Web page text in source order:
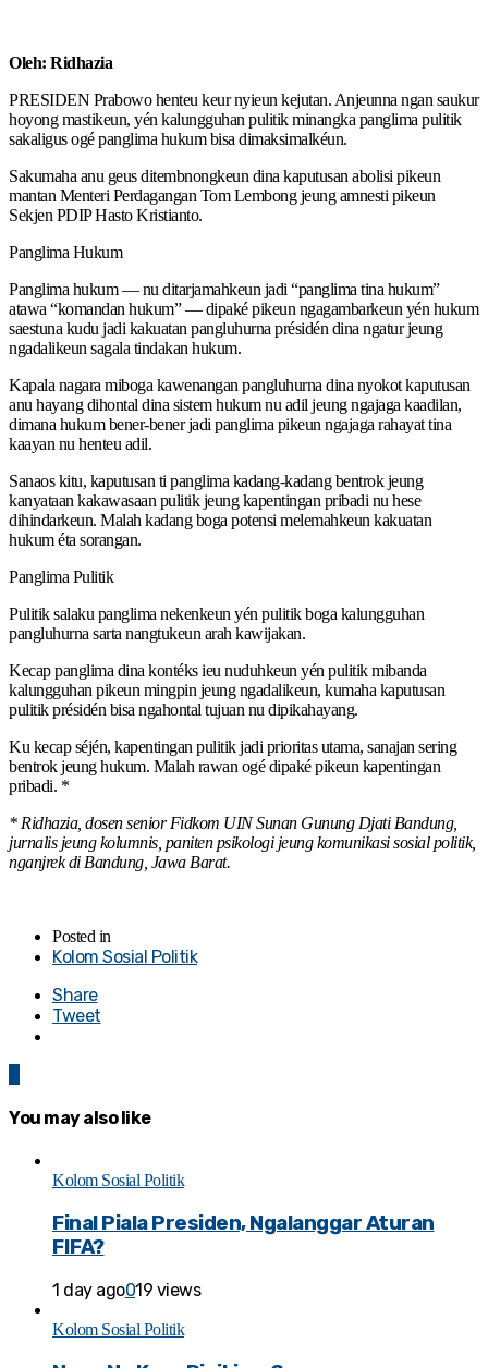
Oleh: Ridhazia
PRESIDEN Prabowo henteu keur nyieun kejutan. Anjeunna ngan saukur
hoyong mastikeun, yén kalungguhan pulitik minangka panglima pulitik
sakaligus ogé panglima hukum bisa dimaksimalkéun.
Sakumaha anu geus ditembnongkeun dina kaputusan abolisi pikeun
mantan Menteri Perdagangan Tom Lembong jeung amnesti pikeun
Sekjen PDIP Hasto Kristianto.
Panglima Hukum
Panglima hukum — nu ditarjamahkeun jadi “panglima tina hukum”
atawa “komandan hukum” — dipaké pikeun ngagambarkeun yén hukum
saestuna kudu jadi kakuatan pangluhurna présidén dina ngatur jeung
ngadalikeun sagala tindakan hukum.
Kapala nagara miboga kawenangan pangluhurna dina nyokot kaputusan
anu hayang dihontal dina sistem hukum nu adil jeung ngajaga kaadilan,
dimana hukum bener-bener jadi panglima pikeun ngajaga rahayat tina
kaayan nu henteu adil.
Sanaos kitu, kaputusan ti panglima kadang-kadang bentrok jeung
kanyataan kakawasaan pulitik jeung kapentingan pribadi nu hese
dihindarkeun. Malah kadang boga potensi melemahkeun kakuatan
hukum éta sorangan.
Panglima Pulitik
Pulitik salaku panglima nekenkeun yén pulitik boga kalungguhan
pangluhurna sarta nangtukeun arah kawijakan.
Kecap panglima dina kontéks ieu nuduhkeun yén pulitik mibanda
kalungguhan pikeun mingpin jeung ngadalikeun, kumaha kaputusan
pulitik présidén bisa ngahontal tujuan nu dipikahayang.
Ku kecap séjén, kapentingan pulitik jadi prioritas utama, sanajan sering
bentrok jeung hukum. Malah rawan ogé dipaké pikeun kapentingan
pribadi. *
* Ridhazia, dosen senior Fidkom UIN Sunan Gunung Djati Bandung,
jurnalis jeung kolumnis, paniten psikologi jeung komunikasi sosial politik,
nganjrek di Bandung, Jawa Barat.
Posted in
Kolom Sosial Politik
Share
Tweet
You may also like
Kolom Sosial Politik
Final Piala Presiden, Ngalanggar Aturan
FIFA?
1 day ago019 views
Kolom Sosial Politik